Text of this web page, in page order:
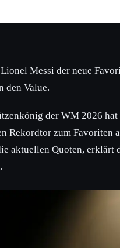
Messi der neue
den Value.
der WM 2026
Rekordtor zum
aktuellen Quoten,